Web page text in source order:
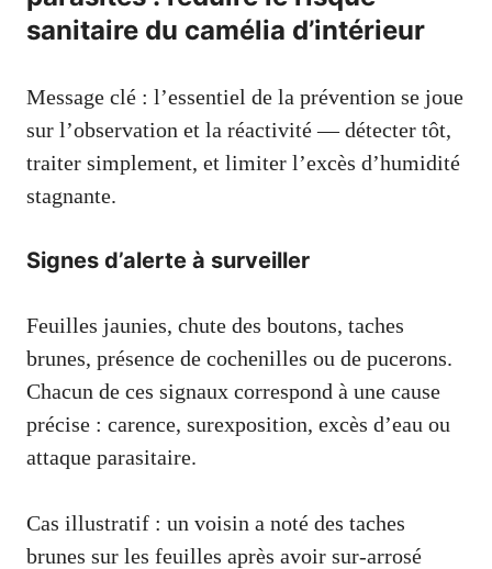
sanitaire du camélia d’intérieur
Message clé : l’essentiel de la prévention se joue
sur l’observation et la réactivité — détecter tôt,
traiter simplement, et limiter l’excès d’humidité
stagnante.
Signes d’alerte à surveiller
Feuilles jaunies, chute des boutons, taches
brunes, présence de cochenilles ou de pucerons.
Chacun de ces signaux correspond à une cause
précise : carence, surexposition, excès d’eau ou
attaque parasitaire.
Cas illustratif : un voisin a noté des taches
brunes sur les feuilles après avoir sur-arrosé